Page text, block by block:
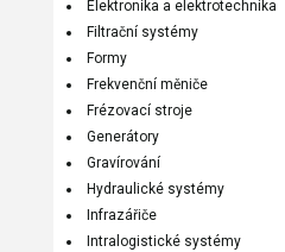
Elektronika a elektrotechnika
Filtrační systémy
Formy
Frekvenční měniče
Frézovací stroje
Generátory
Gravírování
Hydraulické systémy
Infrazářiče
Intralogistické systémy